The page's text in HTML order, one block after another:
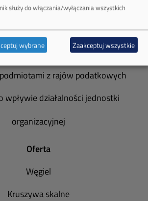
Górniczy Sobieski
Galeria zdjęć
strategii podatkowej
z rajów podatkowych
wpływie działalności jednostki
organizacyjnej
Oferta
Węgiel
Kruszywa skalne
służy do włączania/wyłączania wszystkich
wybrane Zaakceptuj wszystkie